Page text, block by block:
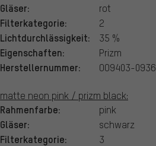
Gläser: rot
Filterkategorie: 2
Lichtdurchlässigkeit: 35 %
Eigenschaften: Prizm
Herstellernummer: OO9403-0936
matte neon pink / prizm black:
Rahmenfarbe: pink
Gläser: schwarz
Filterkategorie: 3